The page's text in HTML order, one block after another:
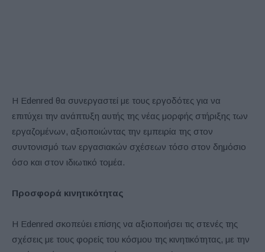
Η Edenred θα συνεργαστεί με τους εργοδότες για να
επιτύχει την ανάπτυξη αυτής της νέας μορφής στήριξης των
εργαζομένων, αξιοποιώντας την εμπειρία της στον
συντονισμό των εργασιακών σχέσεων τόσο στον δημόσιο
όσο και στον ιδιωτικό τομέα.
Προσφορά κινητικότητας
Η Edenred σκοπεύει επίσης να αξιοποιήσει τις στενές της
σχέσεις με τους φορείς του κόσμου της κινητικότητας, με την